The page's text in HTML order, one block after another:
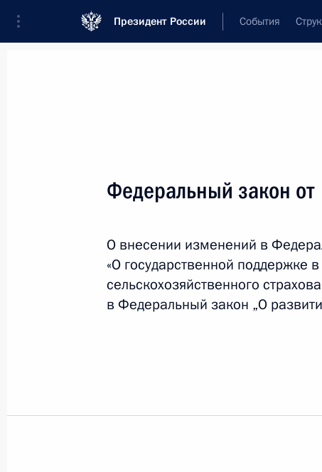
Президент России События
Текст в документе
Вид документа
Все
Дата вступления в силу... или
Федеральный закон
О внесении изменений в
«О государственной поддержке
сельскохозяйственного
в Федеральный закон „О